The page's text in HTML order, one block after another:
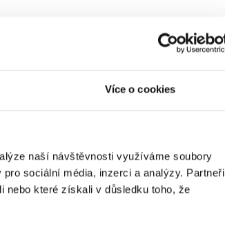
Více o cookies
naší návštěvnosti využíváme soubory
sociální média, inzerci a analýzy. Partneři
nebo které získali v důsledku toho, že